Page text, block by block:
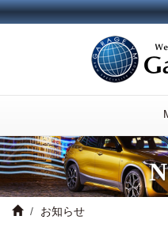
お知らせ